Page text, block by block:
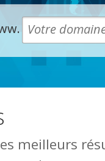
meilleurs